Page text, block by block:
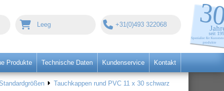
Leeg +31(0)493 322068
Produkte Technische Daten Kundenservice Kontakt
Tauchkappen rund PVC 11 x 30 schwarz